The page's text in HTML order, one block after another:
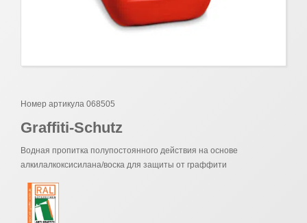
Номер артикула 068505
Graffiti-Schutz
Водная пропитка полупостоянного действия на основе
алкилалкоксисилана/воска для защиты от граффити